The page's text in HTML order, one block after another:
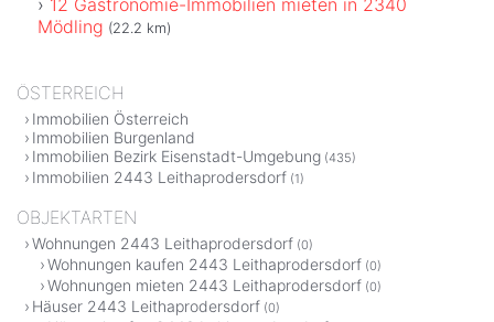
Mödling (22.2 km)
ÖSTERREICH
Immobilien Österreich
Immobilien Burgenland
Immobilien Bezirk Eisenstadt-Umgebung (435)
Immobilien 2443 Leithaprodersdorf (1)
OBJEKTARTEN
Wohnungen 2443 Leithaprodersdorf (0)
Wohnungen kaufen 2443 Leithaprodersdorf (0)
Wohnungen mieten 2443 Leithaprodersdorf (0)
Häuser 2443 Leithaprodersdorf (0)